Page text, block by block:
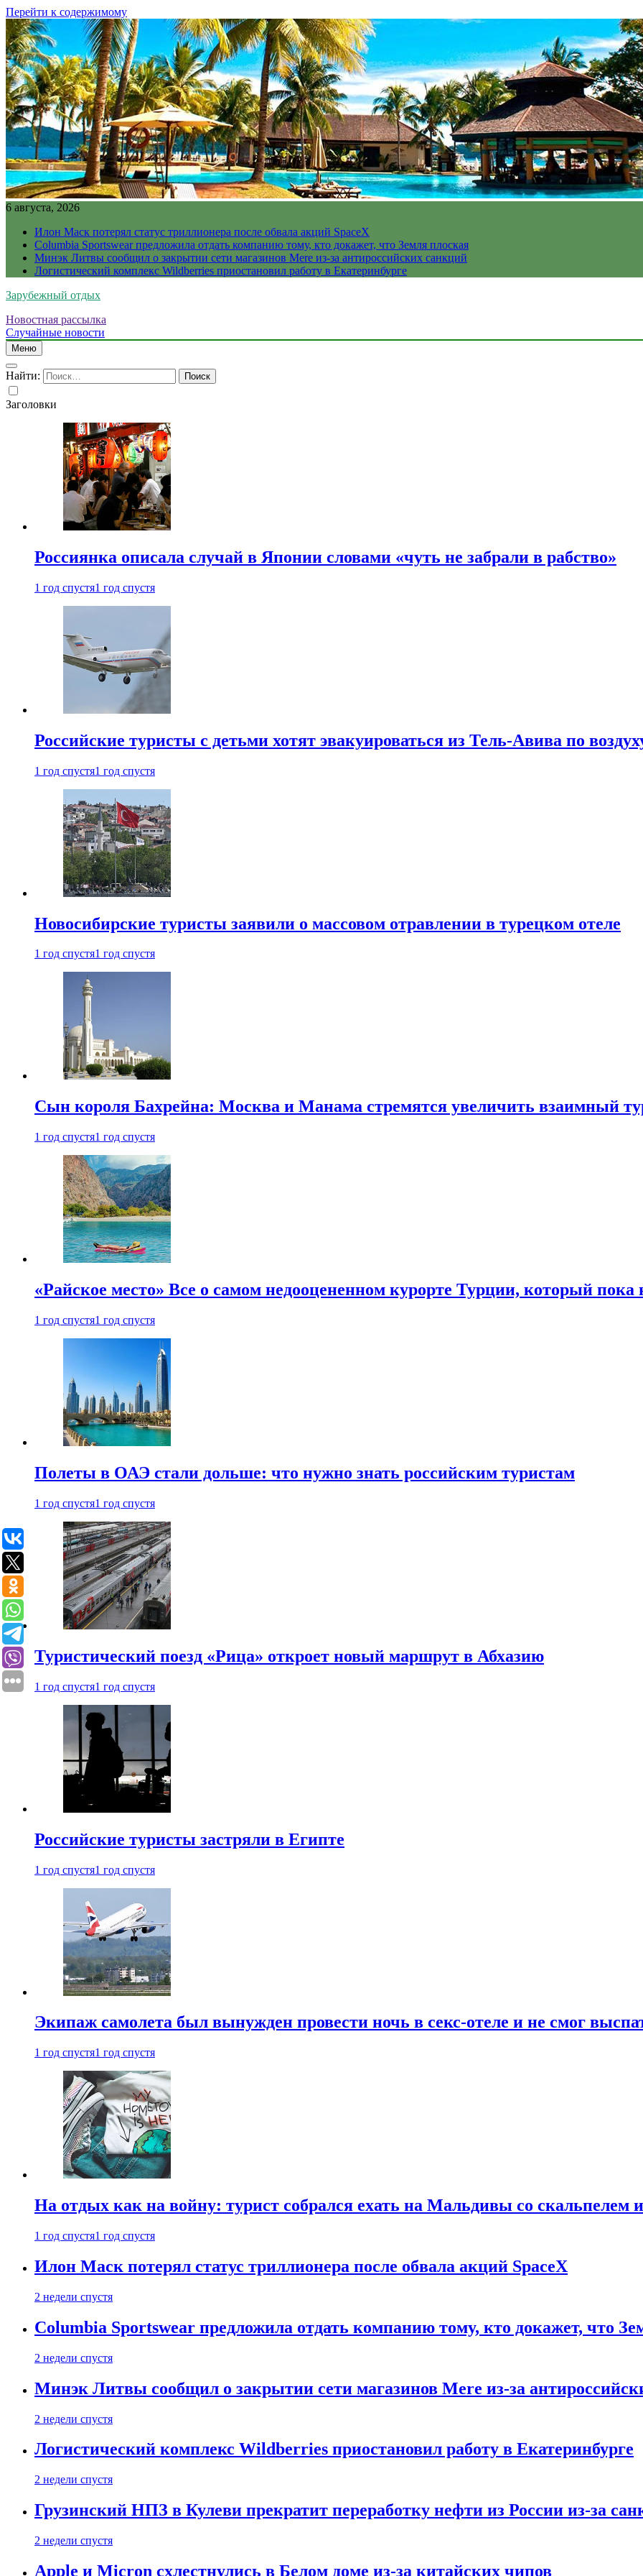
Перейти к содержимому
6 августа, 2026
Илон Маск потерял статус триллионера после обвала акций SpaceX
Columbia Sportswear предложила отдать компанию тому, кто докажет, что Земля плоская
Минэк Литвы сообщил о закрытии сети магазинов Mere из-за антироссийских санкций
Логистический комплекс Wildberries приостановил работу в Екатеринбурге
Зарубежный отдых
Новостная рассылка
Случайные новости
Меню
Найти:
Заголовки
Россиянка описала случай в Японии словами «чуть не забрали в рабство»
1 год спустя1 год спустя
Российские туристы с детьми хотят эвакуироваться из Тель-Авива по
1 год спустя1 год спустя
Новосибирские туристы заявили о массовом отравлении в турецком отеле
1 год спустя1 год спустя
Сын короля Бахрейна: Москва и Манама стремятся увеличить взаимный
1 год спустя1 год спустя
«Райское место» Все о самом недооцененном курорте Турции, который пока
1 год спустя1 год спустя
Полеты в ОАЭ стали дольше: что нужно знать российским туристам
1 год спустя1 год спустя
Туристический поезд «Рица» откроет новый маршрут в Абхазию
1 год спустя1 год спустя
Российские туристы застряли в Египте
1 год спустя1 год спустя
Экипаж самолета был вынужден провести ночь в секс-отеле и не смог
1 год спустя1 год спустя
На отдых как на войну: турист собрался ехать на Мальдивы со скальпелем
1 год спустя1 год спустя
Илон Маск потерял статус триллионера после обвала акций SpaceX
2 недели спустя
Columbia Sportswear предложила отдать компанию тому, кто докажет, что
2 недели спустя
Минэк Литвы сообщил о закрытии сети магазинов Mere из-за
2 недели спустя
Логистический комплекс Wildberries приостановил работу в Екатеринбурге
2 недели спустя
Грузинский НПЗ в Кулеви прекратит переработку нефти из России из-за
2 недели спустя
Apple и Micron схлестнулись в Белом доме из-за китайских чипов